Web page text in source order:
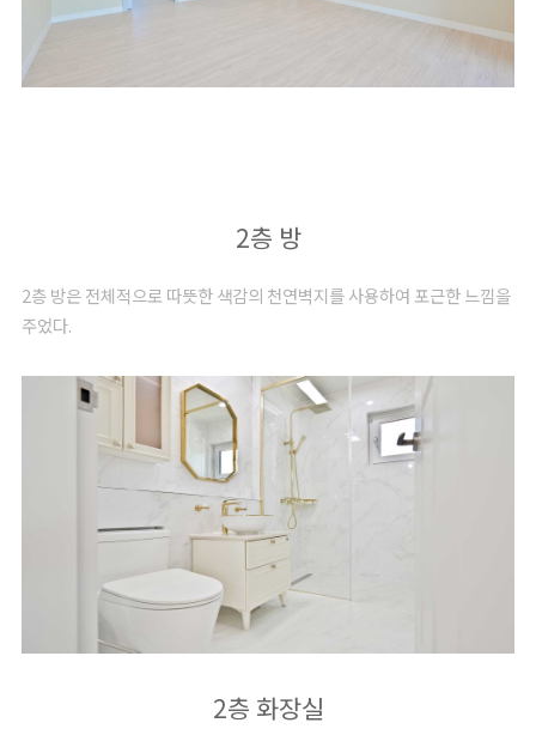
2층 방
2층 방은 전체적으로 따뜻한 색감의 천연벽지를 사용하여 포근한 느낌을
주었다.
2층 화장실